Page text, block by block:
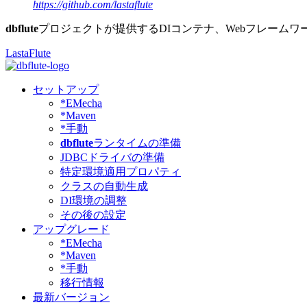
https://github.com/lastaflute
dbfluteプロジェクトが提供するDIコンテナ、Webフレームワ
LastaFlute
セットアップ
*EMecha
*Maven
*手動
dbfluteランタイムの準備
JDBCドライバの準備
特定環境適用プロパティ
クラスの自動生成
DI環境の調整
その後の設定
アップグレード
*EMecha
*Maven
*手動
移行情報
最新バージョン